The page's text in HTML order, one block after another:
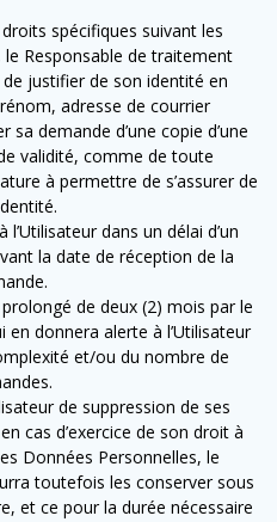
spécifiques suivant les
Responsable de traitement
justifier de son identité en
adresse de courrier
sa demande d’une copie d’une
validité, comme de toute
à permettre de s’assurer de
dans un délai d’un
la date de réception de la
de deux (2) mois par le
donnera alerte à l’Utilisateur
et/ou du nombre de
de suppression de ses
cas d’exercice de son droit à
Données Personnelles, le
toutefois les conserver sous
et ce pour la durée nécessaire